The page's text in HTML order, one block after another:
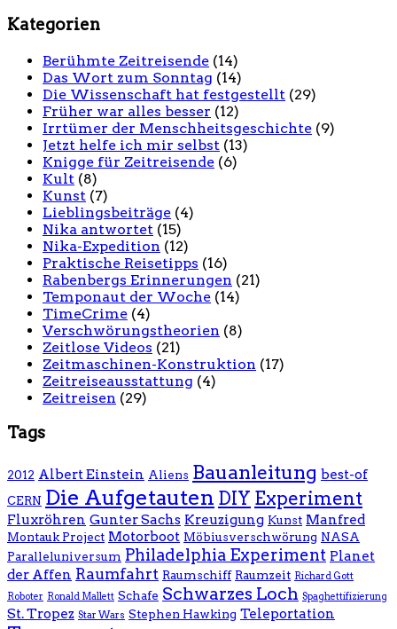
Kategorien
Berühmte Zeitreisende (14)
Das Wort zum Sonntag (14)
Die Wissenschaft hat festgestellt (29)
Früher war alles besser (12)
Irrtümer der Menschheitsgeschichte (9)
Jetzt helfe ich mir selbst (13)
Knigge für Zeitreisende (6)
Kult (8)
Kunst (7)
Lieblingsbeiträge (4)
Nika antwortet (15)
Nika-Expedition (12)
Praktische Reisetipps (16)
Rabenbergs Erinnerungen (21)
Temponaut der Woche (14)
TimeCrime (4)
Verschwörungstheorien (8)
Zeitlose Videos (21)
Zeitmaschinen-Konstruktion (17)
Zeitreiseausstattung (4)
Zeitreisen (29)
Tags
2012 Albert Einstein Aliens Bauanleitung best-of
CERN Die Aufgetauten DIY Experiment
Fluxröhren Gunter Sachs Kreuzigung Kunst Manfred
Montauk Project Motorboot Möbiusverschwörung NASA
Paralleluniversum Philadelphia Experiment Planet
der Affen Raumfahrt Raumschiff Raumzeit Richard Gott
Roboter Ronald Mallett Schafe Schwarzes Loch Spaghettifizierung
St. Tropez Star Wars Stephen Hawking Teleportation